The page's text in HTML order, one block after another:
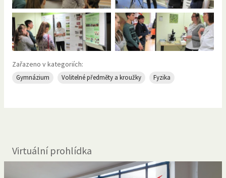
Zařazeno v kategoriích:
Gymnázium Volitelné předměty a kroužky Fyzika
Virtuální prohlídka